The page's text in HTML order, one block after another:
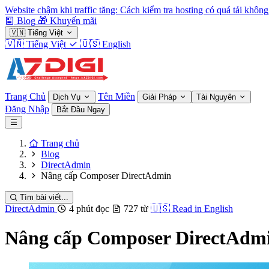
Website chậm khi traffic tăng: Cách kiểm tra hosting có quá tải không
Blog 🎁 Khuyến mãi
🇻🇳 Tiếng Việt
🇻🇳 Tiếng Việt 🇺🇸 English
Trang Chủ Dịch Vụ Tên Miền Giải Pháp Tài Nguyên
Đăng Nhập Bắt Đầu Ngay
Trang chủ
Blog
DirectAdmin
Nâng cấp Composer DirectAdmin
Tìm bài viết...
DirectAdmin 4 phút đọc 727 từ 🇺🇸 Read in English
Nâng cấp Composer